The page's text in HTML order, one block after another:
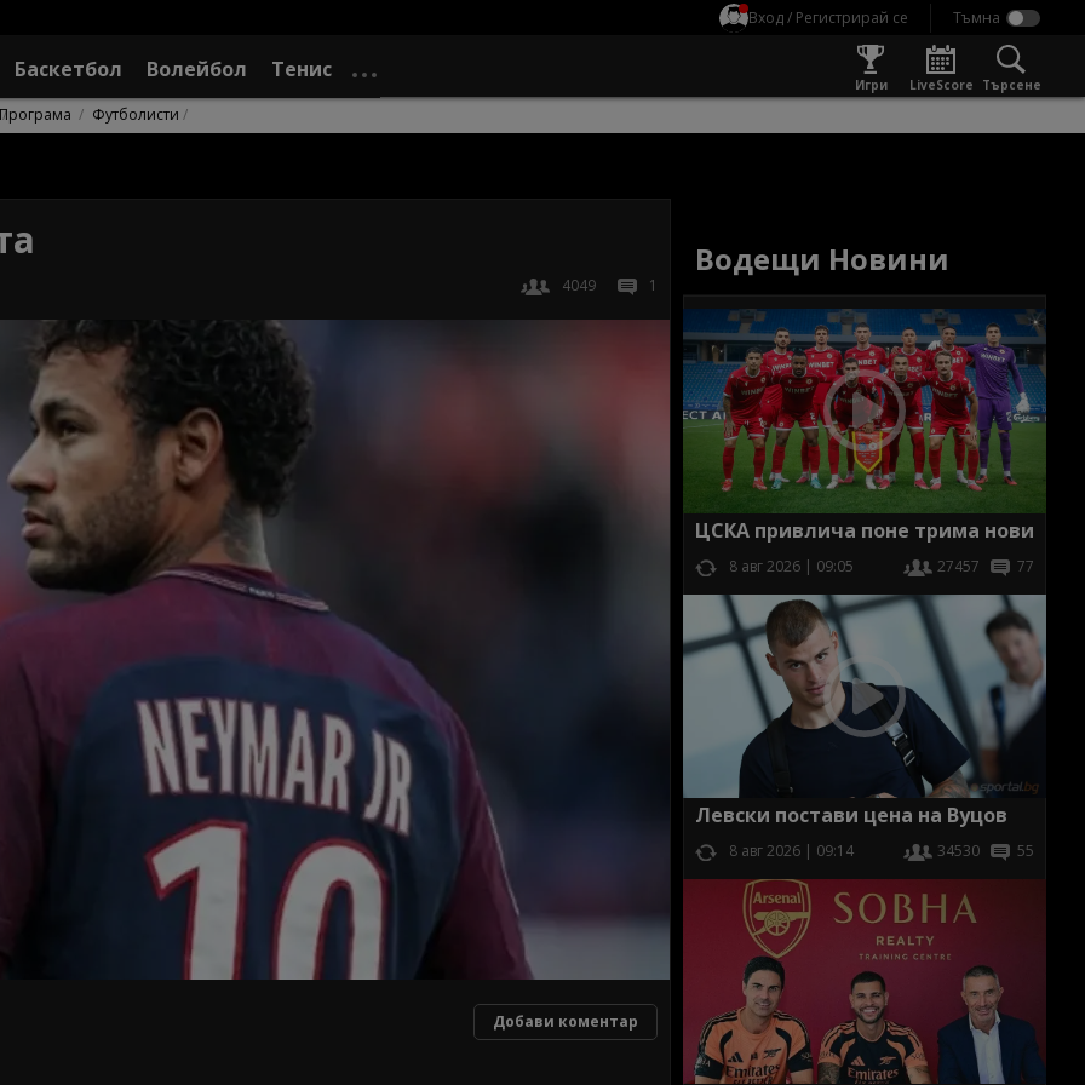
Вход / Регистрирай се
Баскетбол Волейбол Тенис
Игри LiveScore Търсене
Програма Футболисти
4049 1
Добави коментар
Водещи Новини
ЦСКА привлича поне трима нови
8 авг 2026 | 09:05 27457 77
Левски постави цена на Вуцов
8 авг 2026 | 09:14 34530 55